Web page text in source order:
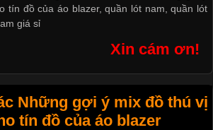
tín đồ của áo blazer,quần lót nam ,quần lót
giá sỉ
Xin cám ơn!
Những gợi ý mix đồ thú vị
tín đồ của áo blazer